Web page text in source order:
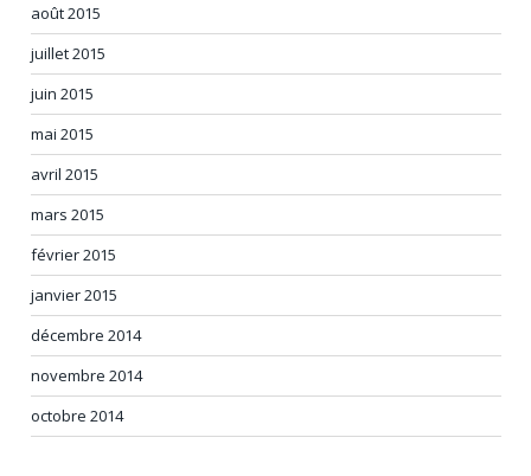
août 2015
juillet 2015
juin 2015
mai 2015
avril 2015
mars 2015
février 2015
janvier 2015
décembre 2014
novembre 2014
octobre 2014